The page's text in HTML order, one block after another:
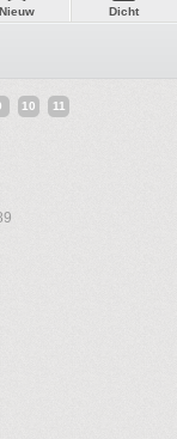
Nieuw Dicht
10 11